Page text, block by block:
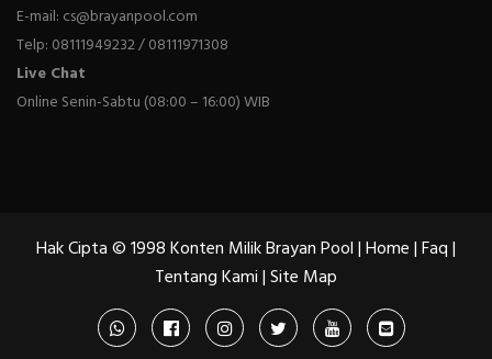
E-mail: cs@brayanpool.com
Telp: 08111949232 / 08111971308
Live Chat
Online Senin-Sabtu (08:00 – 16:00) WIB
Hak Cipta © 1998 Konten Milik Brayan Pool |Home|Faq|
Tentang Kami|Site Map